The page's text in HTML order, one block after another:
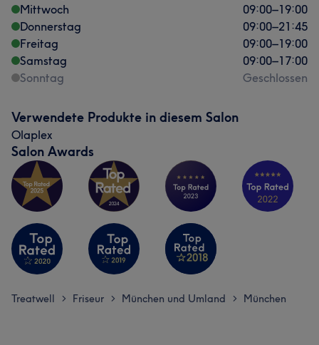
Mittwoch
09:00–19:00
Donnerstag
09:00–21:45
Freitag
09:00–19:00
Samstag
09:00–17:00
Sonntag
Geschlossen
Verwendete Produkte in diesem Salon
Olaplex
Salon Awards
Treatwell > Friseur > München und Umland > München